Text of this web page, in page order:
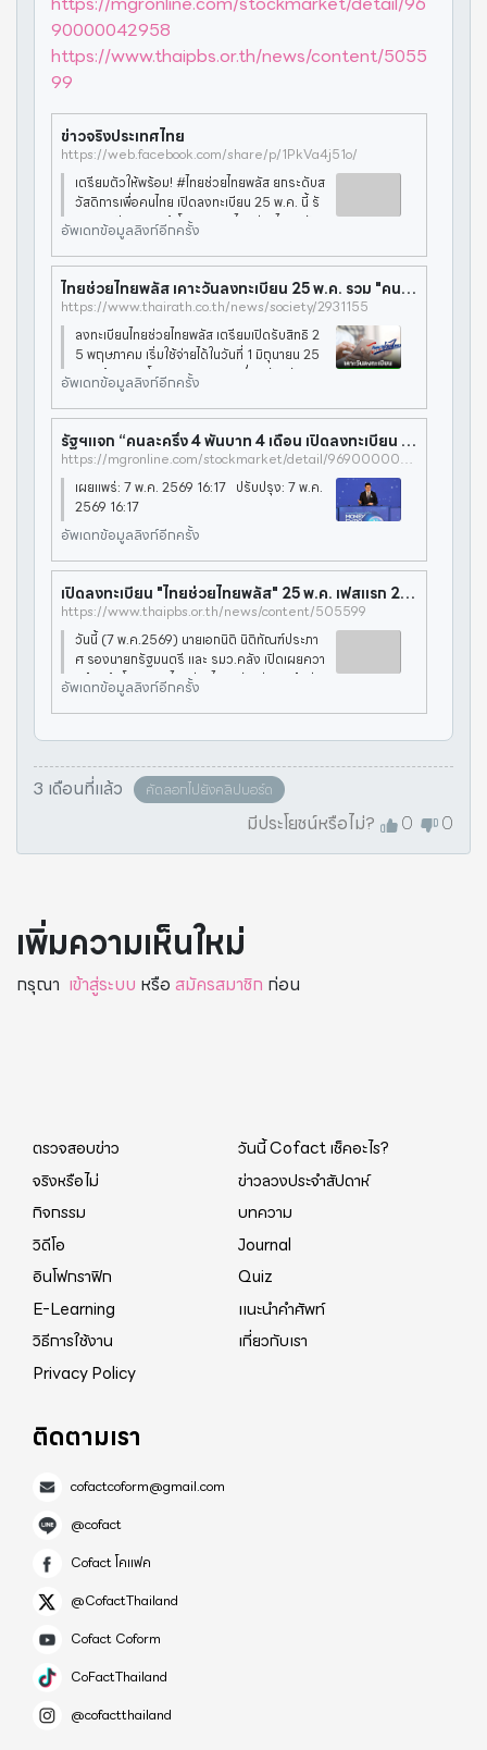
90000042958
https://www.thaipbs.or.th/news/content/5055
99
ข่าวจริงประเทศไทย
https://web.facebook.com/share/p/1PkVa4j51o/
เตรียมตัวให้พร้อม! #ไทยช่วยไทยพลัส ยกระดับส
วัสดิการเพื่อคนไทย เปิดลงทะเบียน 25 พ.ค. นี้ รั
ฐบาลเตรียมเดินหน้าโครงการ "ไทยช่วยไทยพลัส"
ซึ่งเป็นการควบรวมสิทธิประโยชน์จาก คนละครึ่ง
พลัส และ บัตรสวัสดิการแห
อัพเดทข้อมูลลิงก์อีกครั้ง
ไทยช่วยไทยพลัส เคาะวันลงทะเบียน 25 พ.ค. รวม "คนละครึ่งพลัส-บัตรคนจน" ไว้ด้วยกัน
https://www.thairath.co.th/news/society/2931155
ลงทะเบียนไทยช่วยไทยพลัส เตรียมเปิดรับสิทธิ 2
5 พฤษภาคม เริ่มใช้จ่ายได้ในวันที่ 1 มิถุนายน 25
69 พร้อมรวมโครงการ "คนละครึ่งพลัส-บัตรค
นจน" ไว้ด้วยกันความคืบหน้าโครงการ "คนละครึ่
งพลัส" ที่เปลี่ยนชื่อมาเป็น
อัพเดทข้อมูลลิงก์อีกครั้ง
รัฐฯแจก “คนละครึ่ง 4 พันบาท 4 เดือน เปิดลงทะเบียน 25 พ.ค. นี้ คาดเริ่มใช้ 1 มิ.ย.
https://mgronline.com/stockmarket/detail/9690000042958
เผยแพร่: 7 พ.ค. 2569 16:17 ปรับปรุง: 7 พ.ค.
2569 16:17
อัพเดทข้อมูลลิงก์อีกครั้ง
เปิดลงทะเบียน "ไทยช่วยไทยพลัส" 25 พ.ค. เฟสแรก 2,000 บาท เริ่มใช้ 1 มิ.ย.นี้
https://www.thaipbs.or.th/news/content/505599
วันนี้ (7 พ.ค.2569) นายเอกนิติ นิติทัณฑ์ประภา
ศ รองนายกรัฐมนตรี และ รมว.คลัง เปิดเผยควา
มคืบหน้า โครงการไทยช่วยไทยพลัส ช่วยเหลือค่า
ครองชีพรูปแบบใหม่ ที่รวมสิทธิบัตรสวัสดิการแ
ห่งรัฐและคนละครึ่งเข้าด้วยกั
อัพเดทข้อมูลลิงก์อีกครั้ง
3 เดือนที่แล้ว คัดลอกไปยังคลิปบอร์ด
มีประโยชน์หรือไม่? 0 0
เพิ่มความเห็นใหม่
กรุณา เข้าสู่ระบบ หรือ สมัครสมาชิก ก่อน
ตรวจสอบข่าว
วันนี้ Cofact เช็คอะไร?
จริงหรือไม่
ข่าวลวงประจำสัปดาห์
กิจกรรม
บทความ
วิดีโอ
Journal
อินโฟกราฟิก
Quiz
E-Learning
แนะนำคำศัพท์
วิธีการใช้งาน
เกี่ยวกับเรา
Privacy Policy
ติดตามเรา
cofactcoform@gmail.com
@cofact
Cofact โคแฟค
@CofactThailand
Cofact Coform
CoFactThailand
@cofactthailand